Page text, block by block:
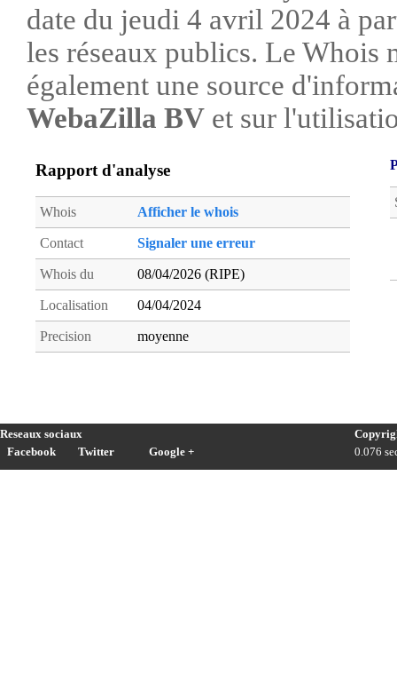
date du jeudi 4 avril 2024 à
les réseaux publics. Le Whois
également une source
WebaZilla BV et sur
Rapport d'analyse
Whois Afficher le whois
Contact Signaler une erreur
Whois du 08/04/2026 (RIPE)
Localisation 04/04/2024
Precision moyenne
Reseaux sociaux
Facebook
Twitter Google +
0.076